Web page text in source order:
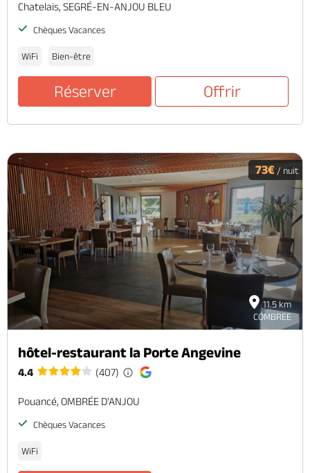
Chatelais, SEGRÉ-EN-ANJOU BLEU
Chèques Vacances
WiFi Bien-être
Réserver Offrir
11.5 km
COMBREE
73€ / nuit
hôtel-restaurant la Porte Angevine
4.4 (407)
Pouancé, OMBRÉE D'ANJOU
Chèques Vacances
WiFi